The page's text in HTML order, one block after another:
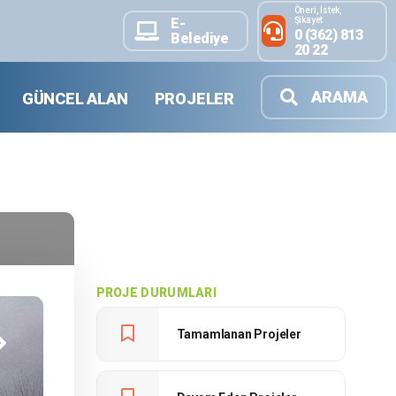
E-
Belediye
Öneri, İstek,
Şikayet
0 (362) 813
20 22
GÜNCEL ALAN PROJELER ARAMA
PROJE DURUMLARI
Tamamlanan Projeler